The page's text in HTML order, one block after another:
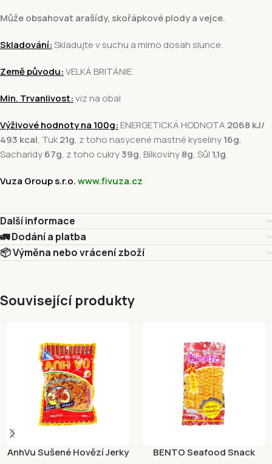
Může obsahovat arašídy, skořápkové plody a vejce.
Skladování:Skladujte v suchu a mimo dosah slunce.
Země původu:VELKÁ BRITÁNIE.
Min. Trvanlivost:viz na obal
Výživové hodnoty na 100g: ENERGETICKÁ HODNOTA 2068 kJ/
493 kcal, Tuk21g, z toho nasycené mastné kyseliny16g,
Sacharidy67g, z toho cukry39g, Bílkoviny8g, Sůl 1,1g.
Vuza Group s.r.o.www.fivuza.cz
Další informace
🚛 Dodání a platba
📦 Výměna nebo vrácení zboží
Související produkty
AnhVu Sušené Hovězí Jerky
BENTO Seafood Snack